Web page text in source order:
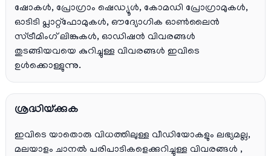
ഷോകൾ, പ്രോഗ്രാം ഷെഡ്യൂൾ, കോമഡി പ്രോഗ്രാമുകൾ,
ഓടിടി പ്ലാറ്റ്‌ഫോമുകൾ, ഔദ്യോഗിക ഓൺലൈൻ
സ്ട്രീമിംഗ് ലിങ്കുകൾ, ഓഡിഷൻ വിവരങ്ങൾ
തുടങ്ങിയവയെ കുറിച്ചുള്ള വിവരങ്ങൾ ഇവിടെ
ഉൾക്കൊള്ളുന്നു.
ശ്രദ്ധിയ്ക്കുക
ഇവിടെ യാതൊരു വിധത്തിലുള്ള വീഡിയോകളും ലഭ്യമല്ല,
മലയാളം ചാനല്‍ പരിപാടികളെക്കുറിച്ചുള്ള വിവരങ്ങള്‍ ,